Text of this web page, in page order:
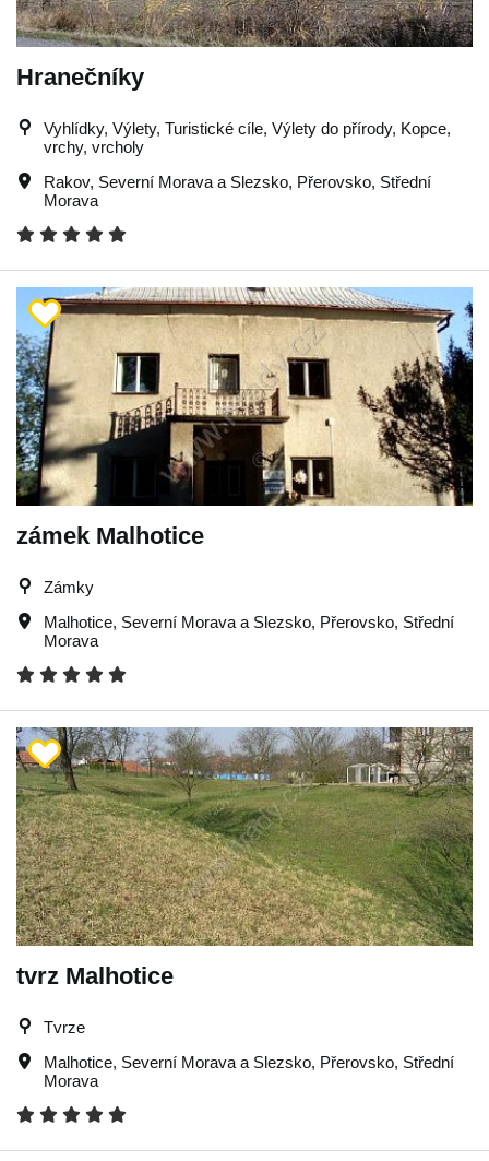
Hranečníky
Vyhlídky, Výlety, Turistické cíle, Výlety do přírody, Kopce,
vrchy, vrcholy
Rakov, Severní Morava a Slezsko, Přerovsko, Střední
Morava
zámek Malhotice
Zámky
Malhotice, Severní Morava a Slezsko, Přerovsko, Střední
Morava
tvrz Malhotice
Tvrze
Malhotice, Severní Morava a Slezsko, Přerovsko, Střední
Morava